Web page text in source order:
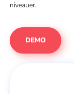
niveauer.
DEMO